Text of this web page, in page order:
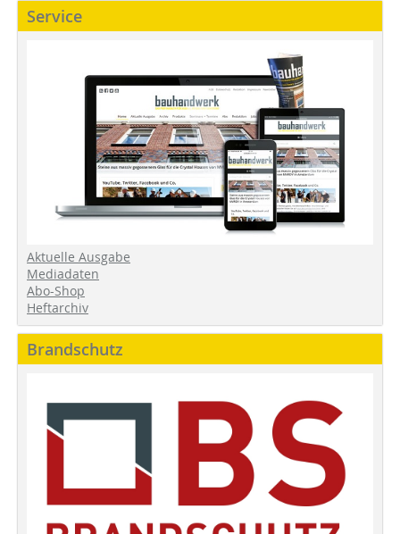
Service
Aktuelle Ausgabe
Mediadaten
Abo-Shop
Heftarchiv
Brandschutz